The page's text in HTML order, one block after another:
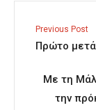
Previous Post
Πρώτο
Με τη
την